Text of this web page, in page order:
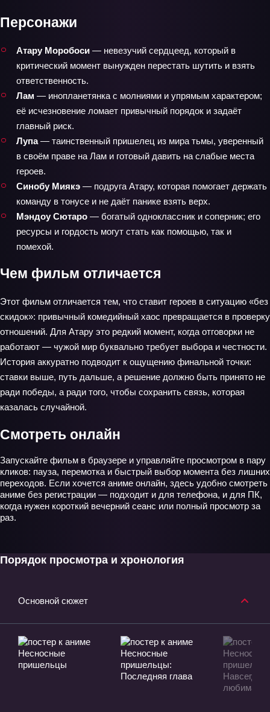
Персонажи
Атару Моробоси — невезучий сердцеед, который в
критический момент вынужден перестать шутить и взять
ответственность.
Лам — инопланетянка с молниями и упрямым характером;
её исчезновение ломает привычный порядок и задаёт
главный риск.
Лупа— таинственный пришелец из мира тьмы, уверенный
в своём праве на Лам и готовый давить на слабые места
героев.
Синобу Миякэ — подруга Атару, которая помогает держать
команду в тонусе и не даёт панике взять верх.
Мэндоу Сютаро — богатый одноклассник и соперник; его
ресурсы и гордость могут стать как помощью, так и
помехой.
Чем фильм отличается
Этот фильм отличается тем, что ставит героев в ситуацию «без
скидок»: привычный комедийный хаос превращается в проверку
отношений. Для Атару это редкий момент, когда отговорки не
работают — чужой мир буквально требует выбора и честности.
История аккуратно подводит к ощущению финальной точки:
ставки выше, путь дальше, а решение должно быть принято не
ради победы, а ради того, чтобы сохранить связь, которая
казалась случайной.
Смотреть онлайн
Запускайте фильм в браузере и управляйте просмотром в пару
кликов: пауза, перемотка и быстрый выбор момента без лишних
переходов. Если хочется аниме онлайн, здесь удобно смотреть
аниме без регистрации — подходит и для телефона, и для ПК,
когда нужен короткий вечерний сеанс или полный просмотр за
раз.
Порядок просмотра и хронология
Основной сюжет